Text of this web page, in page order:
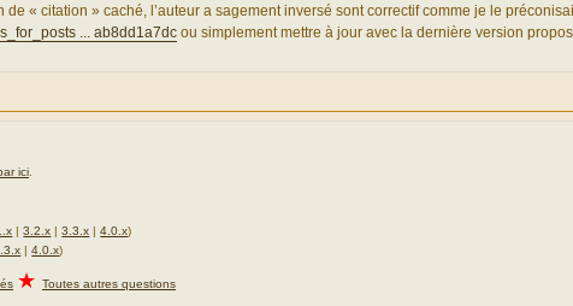
« citation » caché, l’auteur a sagement inversé sont correctif comme je le
... ab8dd1a7dc ou simplement mettre à jour avec la dernière version
ici.
|3.2.x |3.3.x |4.0.x)
|4.0.x)
★ Toutes autres questions